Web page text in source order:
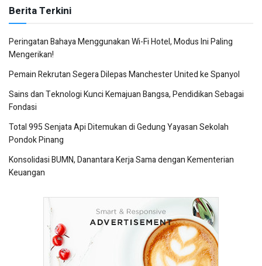
Berita Terkini
Peringatan Bahaya Menggunakan Wi-Fi Hotel, Modus Ini Paling
Mengerikan!
Pemain Rekrutan Segera Dilepas Manchester United ke Spanyol
Sains dan Teknologi Kunci Kemajuan Bangsa, Pendidikan Sebagai
Fondasi
Total 995 Senjata Api Ditemukan di Gedung Yayasan Sekolah
Pondok Pinang
Konsolidasi BUMN, Danantara Kerja Sama dengan Kementerian
Keuangan